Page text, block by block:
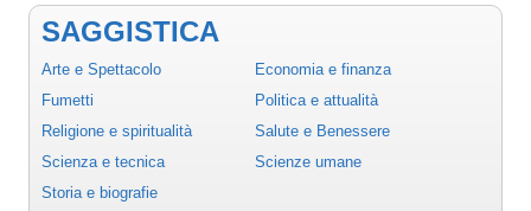
SAGGISTICA
Arte e Spettacolo
Economia e finanza
Fumetti
Politica e attualità
Religione e spiritualità
Salute e Benessere
Scienza e tecnica
Scienze umane
Storia e biografie